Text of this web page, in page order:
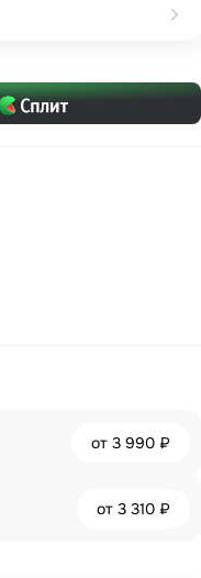
от 3 990 ₽
от 3 310 ₽